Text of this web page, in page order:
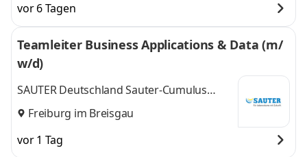
vor 6 Tagen
Teamleiter Business Applications & Data (m/
w/d)
SAUTER Deutschland Sauter-Cumulus
GmbH
Freiburg im Breisgau
vor 1 Tag